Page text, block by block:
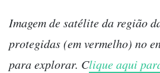
Imagem de satélite da região
protegidas (em vermelho) no
para explorar. Clique aqui